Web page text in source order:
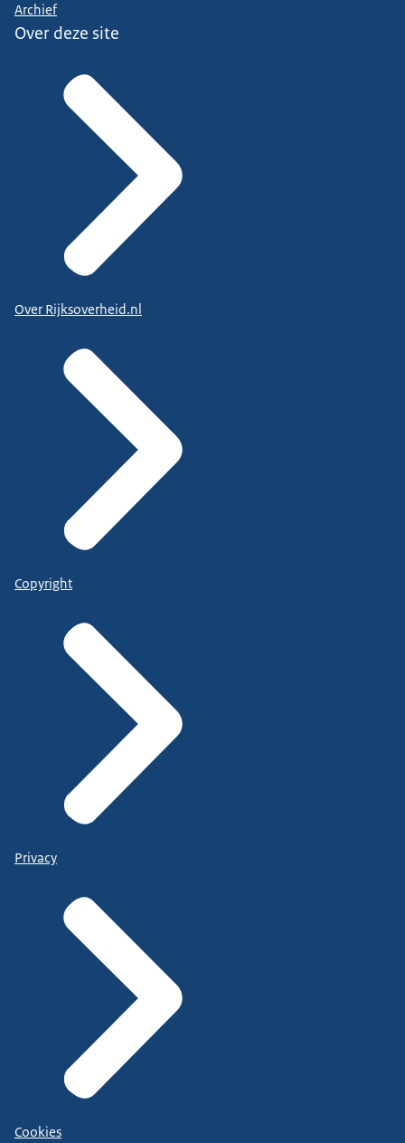
Archief
Over deze site
Over Rijksoverheid.nl
Copyright
Privacy
Cookies